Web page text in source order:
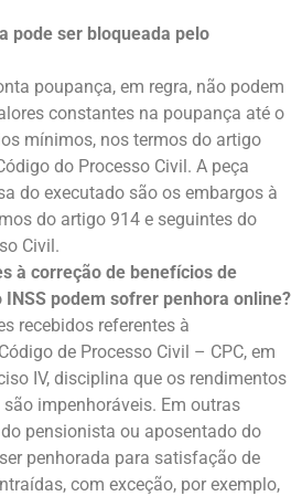
pode ser bloqueada pelo
poupança, em regra, não podem
constantes na poupança até o
mínimos, nos termos do artigo
do Processo Civil. A peça
do executado são os embargos à
do artigo 914 e seguintes do
Civil.
à correção de benefícios de
podem sofrer penhora online?
recebidos referentes à
de Processo Civil – CPC, em
IV, disciplina que os rendimentos
impenhoráveis. Em outras
pensionista ou aposentado do
penhorada para satisfação de
com exceção, por exemplo,